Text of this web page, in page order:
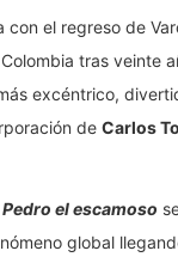
con el regreso de
tras veinte
excéntrico,
de Carlos
Pedro el escamoso
global